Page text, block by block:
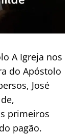
A Igreja nos
do Apóstolo
José
primeiros
pagão.